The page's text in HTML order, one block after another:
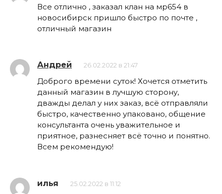
Все отлично , заказал клан на мр654 в
новосибирск пришло быстро по почте ,
отличный магазин
Андрей 26.02.2022 в 21:47
Доброго времени суток! Хочется отметить
данный магазин в лучшую сторону,
дважды делал у них заказ, всё отправляли
быстро, качественно упаковано, общение
консультанта очень уважительное и
приятное, разнесняет всё точно и понятно.
Всем рекомендую!
илья 25.02.2022 в 11:12